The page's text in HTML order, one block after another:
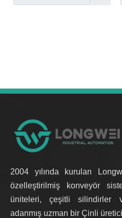
2004 yılında kurulan
özelleştirilmiş konveyör
üniteleri, çeşitli silindirler
adanmış uzman bir Çinli